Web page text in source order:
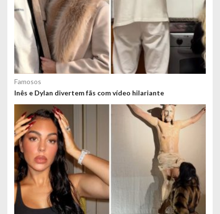
Famosos
Inês e Dylan divertem fãs com vídeo hilariante